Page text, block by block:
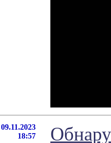
09.11.2023
18:57